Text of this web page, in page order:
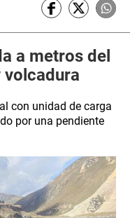
a metros del
volcadura
con unidad de carga
por una pendiente